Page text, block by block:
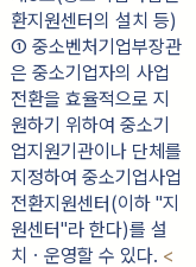
환지원센터의 설치 등)
① 중소벤처기업부장관
은 중소기업자의 사업
전환을 효율적으로 지
원하기 위하여 중소기
업지원기관이나 단체를
지정하여 중소기업사업
전환지원센터(이하 "지
원센터"라 한다)를 설
치ㆍ운영할 수 있다. <